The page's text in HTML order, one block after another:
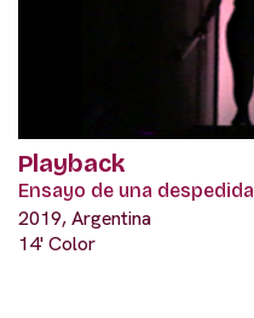
Playback
Ensayo de una despedida
2019, Argentina
14' Color